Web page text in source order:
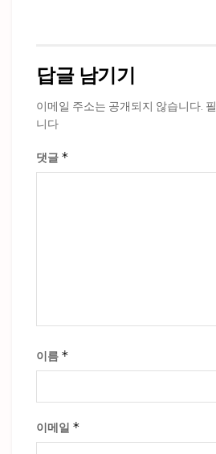
답글 남기기
이메일 주소는 공개되지 않습니다.
니다
댓글 *
이름 *
이메일 *